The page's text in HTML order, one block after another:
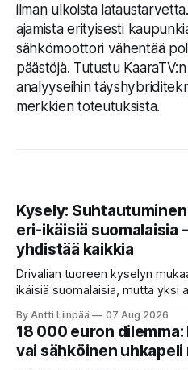
ilman ulkoista
ajamista erityisesti
sähkömoottori vähentää
päästöjä. Tutustu
analyyseihin
merkkien toteutuksista.
Kysely:
eri-ikäisiä suomalaisia
yhdistää kaikkia
Drivalian tuoreen kyselyn
ikäisiä suomalaisia, mutta yksi
valittaessa.
By Antti Liinpää 07 Aug 2026
18 000 euron
vai sähköinen uhkapeli